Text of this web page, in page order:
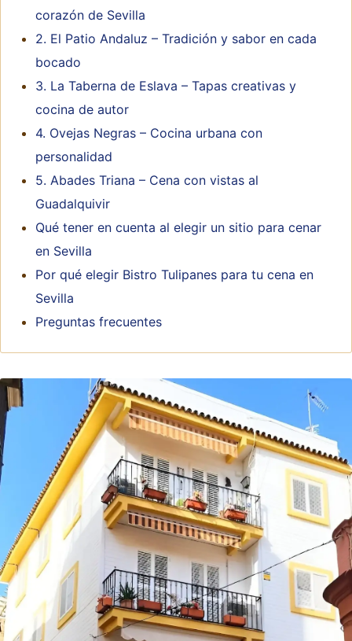
corazón de Sevilla
2. El Patio Andaluz – Tradición y sabor en cada
bocado
3. La Taberna de Eslava – Tapas creativas y
cocina de autor
4. Ovejas Negras – Cocina urbana con
personalidad
5. Abades Triana – Cena con vistas al
Guadalquivir
Qué tener en cuenta al elegir un sitio para cenar
en Sevilla
Por qué elegir Bistro Tulipanes para tu cena en
Sevilla
Preguntas frecuentes